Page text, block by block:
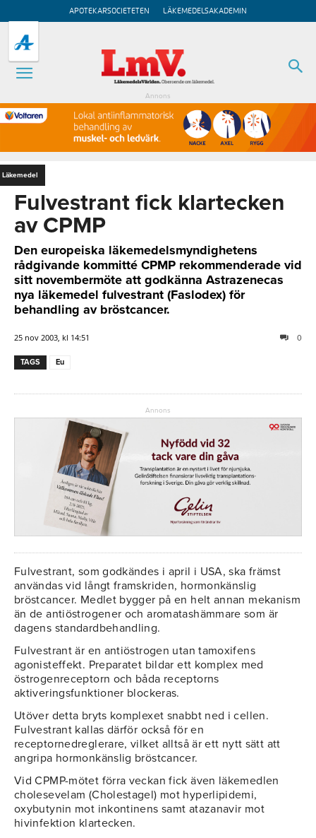
APOTEKARSOCIETETEN LÄKEMEDELSAKADEMIN
Annons
Läkemedel
Fulvestrant fick klartecken
av CPMP
Den europeiska läkemedelsmyndighetens
rådgivande kommitté CPMP rekommenderade vid
sitt novembermöte att godkänna Astrazenecas
nya läkemedel fulvestrant (Faslodex) för
behandling av bröstcancer.
25 nov 2003, kl 14:51 0
TAGS Eu
Annons
Fulvestrant, som godkändes i april i USA, ska främst
användas vid långt framskriden, hormonkänslig
bröstcancer. Medlet bygger på en helt annan mekanism
än de antiöstrogener och aromatashämmare som är
dagens standardbehandling.
Fulvestrant är en antiöstrogen utan tamoxifens
agonisteffekt. Preparatet bildar ett komplex med
östrogenreceptorn och båda receptorns
aktiveringsfunktioner blockeras.
Utöver detta bryts komplexet snabbt ned i cellen.
Fulvestrant kallas därför också för en
receptornedreglerare, vilket alltså är ett nytt sätt att
angripa hormonkänslig bröstcancer.
Vid CPMP-mötet förra veckan fick även läkemedlen
cholesevelam (Cholestagel) mot hyperlipidemi,
oxybutynin mot inkontinens samt atazanavir mot
hivinfektion klartecken.